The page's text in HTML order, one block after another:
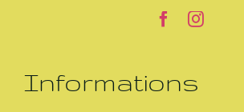
Informations